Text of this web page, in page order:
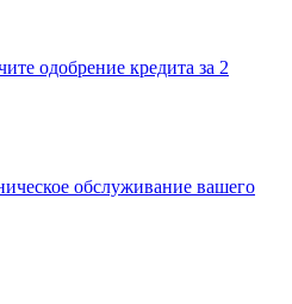
одобрение кредита за 2
обслуживание вашего